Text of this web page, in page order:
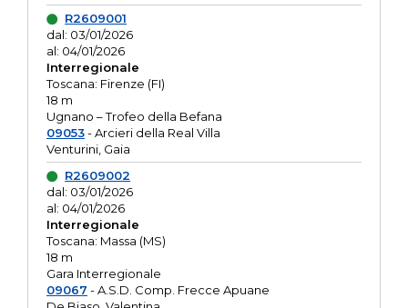
R2609001
dal: 03/01/2026
al: 04/01/2026
Interregionale
Toscana: Firenze (FI)
18 m
Ugnano – Trofeo della Befana
09053- Arcieri della Real Villa
Venturini, Gaia
R2609002
dal: 03/01/2026
al: 04/01/2026
Interregionale
Toscana: Massa (MS)
18 m
Gara Interregionale
09067 - A.S.D. Comp. Frecce Apuane